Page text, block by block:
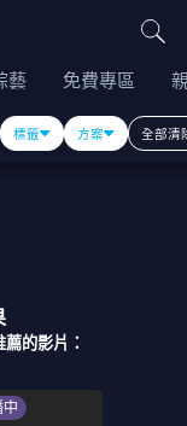
藝 免費專區
標籤 方案 全部清
的影片：